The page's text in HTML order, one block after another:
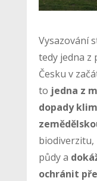
Vysazování
tedy jedna z
Česku v
to jedna z
dopady
biodiverzitu,
půdy a
ochránit